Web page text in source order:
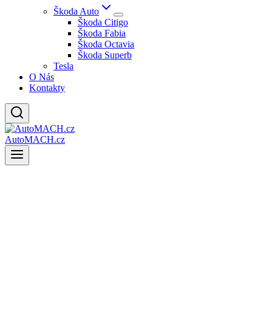
Škoda Auto
Škoda Citigo
Škoda Fabia
Škoda Octavia
Škoda Superb
Tesla
O Nás
Kontakty
AutoMACH.cz